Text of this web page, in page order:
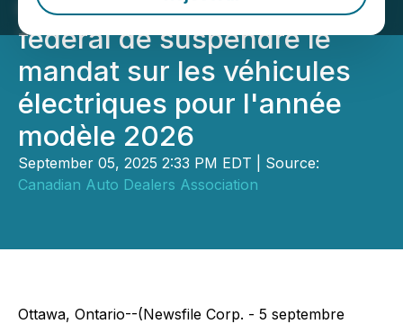
fédéral de suspendre le
mandat sur les véhicules
électriques pour l'année
modèle 2026
September 05, 2025 2:33 PM EDT | Source:
Canadian Auto Dealers Association
Ottawa, Ontario--(Newsfile Corp. - 5 septembre